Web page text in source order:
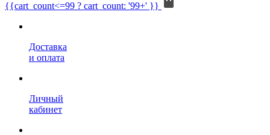
{{cart_count<=99 ? cart_count: '99+' }}
Доставка
и оплата
Личный
кабинет